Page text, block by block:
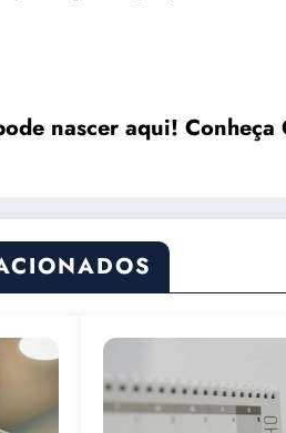
nascer aqui!